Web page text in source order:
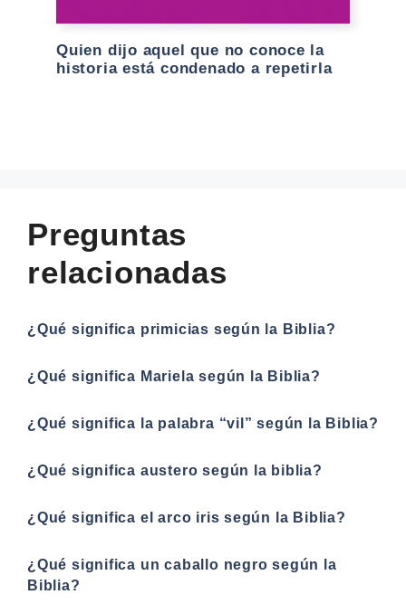
Quien dijo aquel que no conoce la
historia está condenado a repetirla
Preguntas
relacionadas
¿Qué significa primicias según la Biblia?
¿Qué significa Mariela según la Biblia?
¿Qué significa la palabra “vil” según la Biblia?
¿Qué significa austero según la biblia?
¿Qué significa el arco iris según la Biblia?
¿Qué significa un caballo negro según la
Biblia?